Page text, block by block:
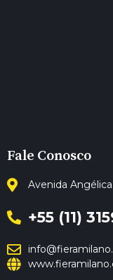
Fale Conosco
Avenida
+55 (11)